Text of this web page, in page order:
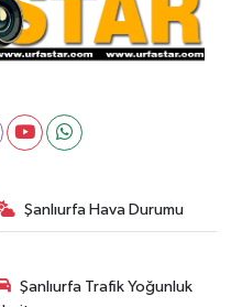
Şanlıurfa Hava Durumu
Şanlıurfa Trafik Yoğunluk